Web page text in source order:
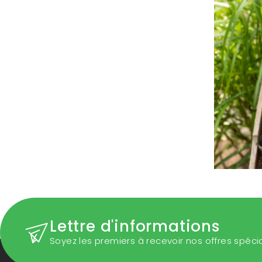
Lettre d'informations
Soyez les premiers à recevoir nos offres